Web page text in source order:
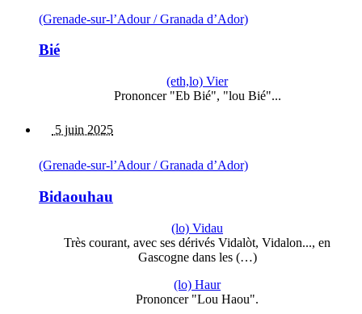
(Grenade-sur-l’Adour / Granada d’Ador)
Bié
(eth,lo) Vier
Prononcer "Eb Bié", "lou Bié"...
5 juin 2025
(Grenade-sur-l’Adour / Granada d’Ador)
Bidaouhau
(lo) Vidau
Très courant, avec ses dérivés Vidalòt, Vidalon..., en
Gascogne dans les (…)
(lo) Haur
Prononcer "Lou Haou".